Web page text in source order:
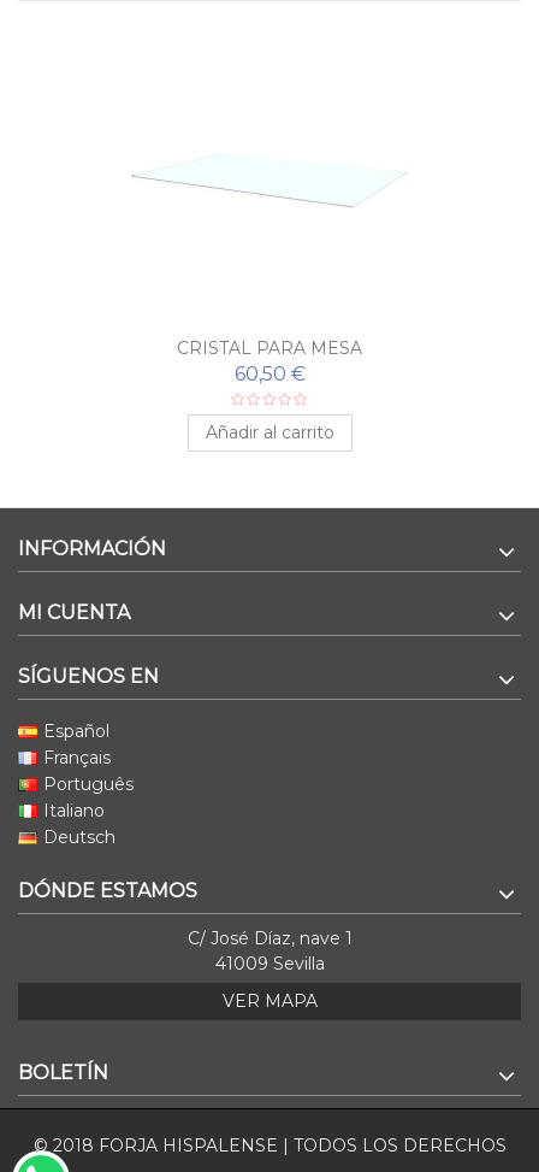
CRISTAL PARA MESA
60,50 €
Añadir al carrito
INFORMACIÓN
MI CUENTA
SÍGUENOS EN
Español
Français
Português
Italiano
Deutsch
DÓNDE ESTAMOS
C/ José Díaz, nave 1
41009 Sevilla
VER MAPA
BOLETÍN
© 2018 FORJA HISPALENSE | TODOS LOS DERECHOS